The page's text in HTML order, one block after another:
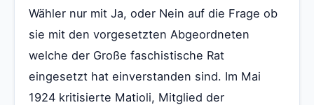
Wähler nur mit Ja, oder Nein auf die Frage ob
sie mit den vorgesetzten Abgeordneten
welche der Große faschistische Rat
eingesetzt hat einverstanden sind. Im Mai
1924 kritisierte Matioli, Mitglied der